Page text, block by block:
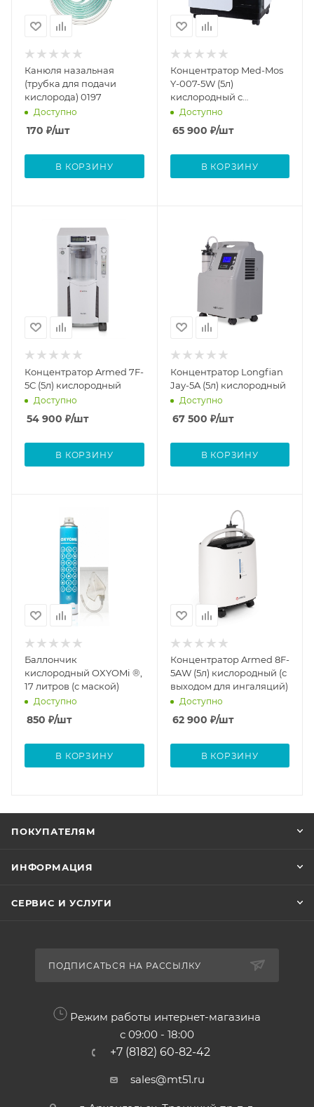
Канюля назальная
(трубка для подачи
кислорода) 0197
Доступно
170 ₽/шт
В КОРЗИНУ
Концентратор Med-Mos
Y-007-5W (5л)
кислородный с
функцией небулайзера
Доступно
65 900 ₽/шт
В КОРЗИНУ
Концентратор Armed 7F-
5С (5л) кислородный
Доступно
54 900 ₽/шт
В КОРЗИНУ
Концентратор Longfian
Jay-5A (5л) кислородный
Доступно
67 500 ₽/шт
В КОРЗИНУ
Баллончик
кислородный OXYOMi ®,
17 литров (с маской)
Доступно
850 ₽/шт
В КОРЗИНУ
Концентратор Armed 8F-
5AW (5л) кислородный (с
выходом для ингаляций)
Доступно
62 900 ₽/шт
В КОРЗИНУ
ПОКУПАТЕЛЯМ
ИНФОРМАЦИЯ
СЕРВИС И УСЛУГИ
ПОДПИСАТЬСЯ НА РАССЫЛКУ
Режим работы интернет-магазина
с 09:00 - 18:00
+7 (8182) 60-82-42
sales@mt51.ru